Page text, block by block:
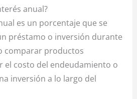
anual?
es un porcentaje que se
préstamo o inversión durante
comparar productos
el costo del endeudamiento o
inversión a lo largo del